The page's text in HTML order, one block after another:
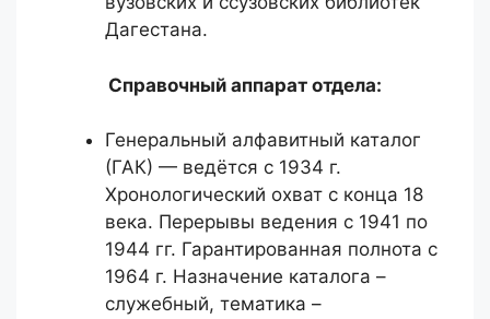
Дагестана.
Справочный аппарат отдела:
Генеральный алфавитный каталог
(ГАК) — ведётся с 1934 г.
Хронологический охват с конца 18
века. Перерывы ведения с 1941 по
1944 гг. Гарантированная полнота с
1964 г. Назначение каталога –
служебный, тематика –